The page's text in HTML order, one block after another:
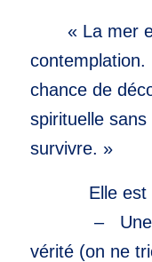
« La mer
contemplation.
chance de
spirituelle
survivre. »
Elle est
– Une
vérité (on ne